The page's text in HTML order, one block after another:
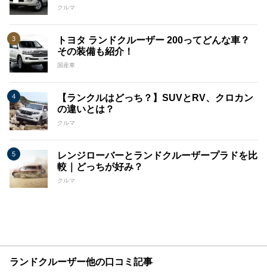
クルマ
トヨタ ランドクルーザー 200ってどんな車？
その装備も紹介！
国産車
【ランクルはどっち？】SUVとRV、クロカン
の違いとは？
クルマ
レンジローバーとランドクルーザープラドを比
較｜どっちが好み？
クルマ
ランドクルーザー他の口コミ記事